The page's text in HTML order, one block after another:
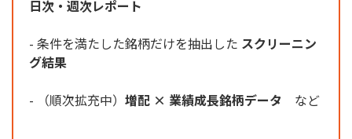
日次・週次レポート
- 条件を満たした銘柄だけを抽出した スクリーニン
グ結果
- （順次拡充中） 増配 × 業績成長銘柄データ など